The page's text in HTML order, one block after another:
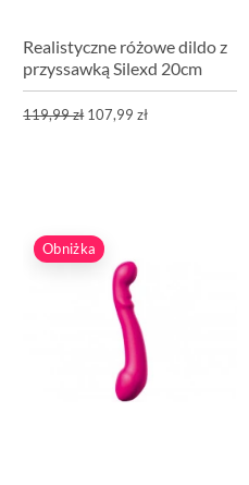
Realistyczne różowe dildo z
przyssawką Silexd 20cm
119,99 zł 107,99 zł
Obniżka